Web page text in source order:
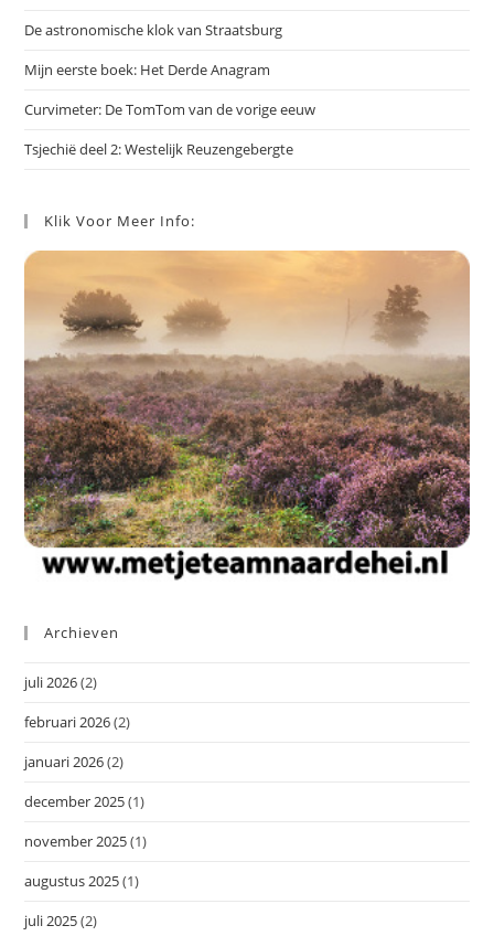
De astronomische klok van Straatsburg
Mijn eerste boek: Het Derde Anagram
Curvimeter: De TomTom van de vorige eeuw
Tsjechië deel 2: Westelijk Reuzengebergte
Klik Voor Meer Info:
Archieven
juli 2026(2)
februari 2026(2)
januari 2026(2)
december 2025(1)
november 2025(1)
augustus 2025(1)
juli 2025(2)